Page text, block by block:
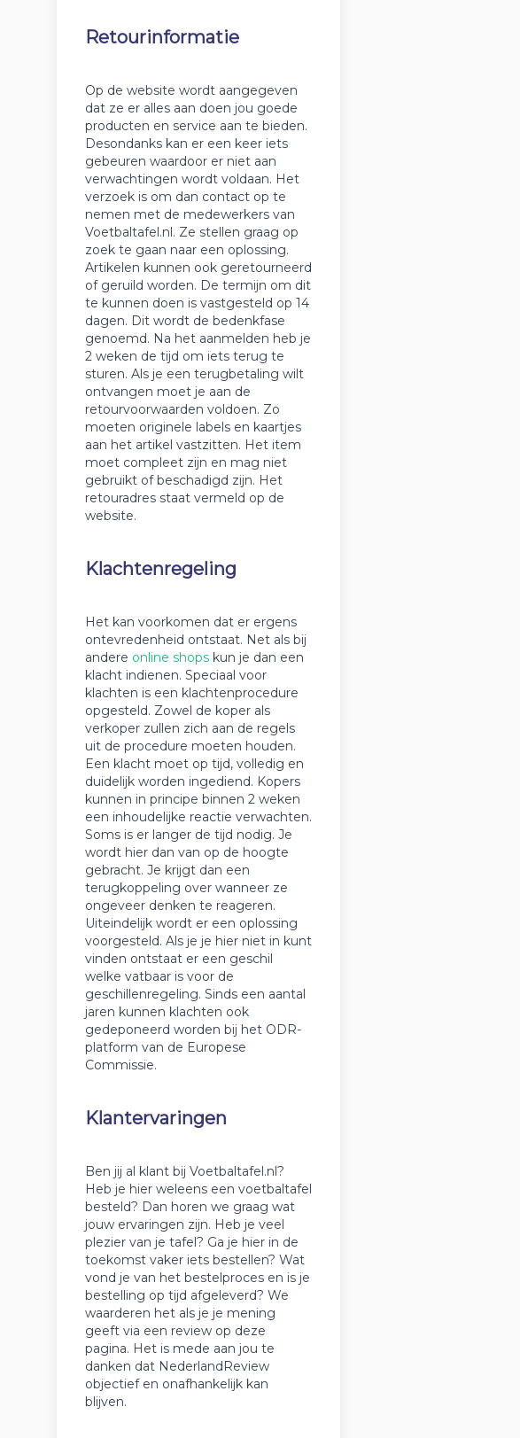
Retourinformatie
Op de website wordt aangegeven
dat ze er alles aan doen jou goede
producten en service aan te bieden.
Desondanks kan er een keer iets
gebeuren waardoor er niet aan
verwachtingen wordt voldaan. Het
verzoek is om dan contact op te
nemen met de medewerkers van
Voetbaltafel.nl. Ze stellen graag op
zoek te gaan naar een oplossing.
Artikelen kunnen ook geretourneerd
of geruild worden. De termijn om dit
te kunnen doen is vastgesteld op 14
dagen. Dit wordt de bedenkfase
genoemd. Na het aanmelden heb je
2 weken de tijd om iets terug te
sturen. Als je een terugbetaling wilt
ontvangen moet je aan de
retourvoorwaarden voldoen. Zo
moeten originele labels en kaartjes
aan het artikel vastzitten. Het item
moet compleet zijn en mag niet
gebruikt of beschadigd zijn. Het
retouradres staat vermeld op de
website.
Klachtenregeling
Het kan voorkomen dat er ergens
ontevredenheid ontstaat. Net als bij
andere online shops kun je dan een
klacht indienen. Speciaal voor
klachten is een klachtenprocedure
opgesteld. Zowel de koper als
verkoper zullen zich aan de regels
uit de procedure moeten houden.
Een klacht moet op tijd, volledig en
duidelijk worden ingediend. Kopers
kunnen in principe binnen 2 weken
een inhoudelijke reactie verwachten.
Soms is er langer de tijd nodig. Je
wordt hier dan van op de hoogte
gebracht. Je krijgt dan een
terugkoppeling over wanneer ze
ongeveer denken te reageren.
Uiteindelijk wordt er een oplossing
voorgesteld. Als je je hier niet in kunt
vinden ontstaat er een geschil
welke vatbaar is voor de
geschillenregeling. Sinds een aantal
jaren kunnen klachten ook
gedeponeerd worden bij het ODR-
platform van de Europese
Commissie.
Klantervaringen
Ben jij al klant bij Voetbaltafel.nl?
Heb je hier weleens een voetbaltafel
besteld? Dan horen we graag wat
jouw ervaringen zijn. Heb je veel
plezier van je tafel? Ga je hier in de
toekomst vaker iets bestellen? Wat
vond je van het bestelproces en is je
bestelling op tijd afgeleverd? We
waarderen het als je je mening
geeft via een review op deze
pagina. Het is mede aan jou te
danken dat NederlandReview
objectief en onafhankelijk kan
blijven.